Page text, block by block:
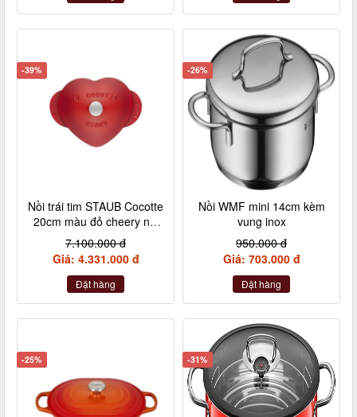
-39%
Nồi trái tim STAUB Cocotte
20cm màu đỏ cheery nội
địa Đức
7.100.000 đ
Giá: 4.331.000 đ
Đặt hàng
-26%
Nồi WMF mini 14cm kèm
vung inox
950.000 đ
Giá: 703.000 đ
Đặt hàng
-25% -31%